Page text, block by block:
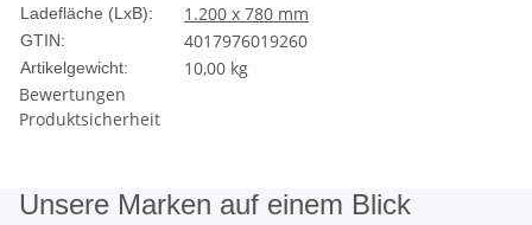
Ladefläche (LxB): 1.200 x 780 mm
GTIN: 4017976019260
Artikelgewicht: 10,00 kg
Bewertungen
Produktsicherheit
Unsere Marken auf einem Blick